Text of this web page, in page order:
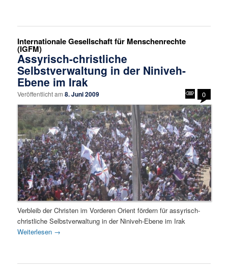
Internationale Gesellschaft für Menschenrechte
(IGFM)
Assyrisch-christliche
Selbstverwaltung in der Niniveh-
Ebene im Irak
Veröffentlicht am8. Juni 2009 0
Verbleib der Christen im Vorderen Orient fördern für assyrisch-
christliche Selbstverwaltung in der Niniveh-Ebene im Irak
Weiterlesen →